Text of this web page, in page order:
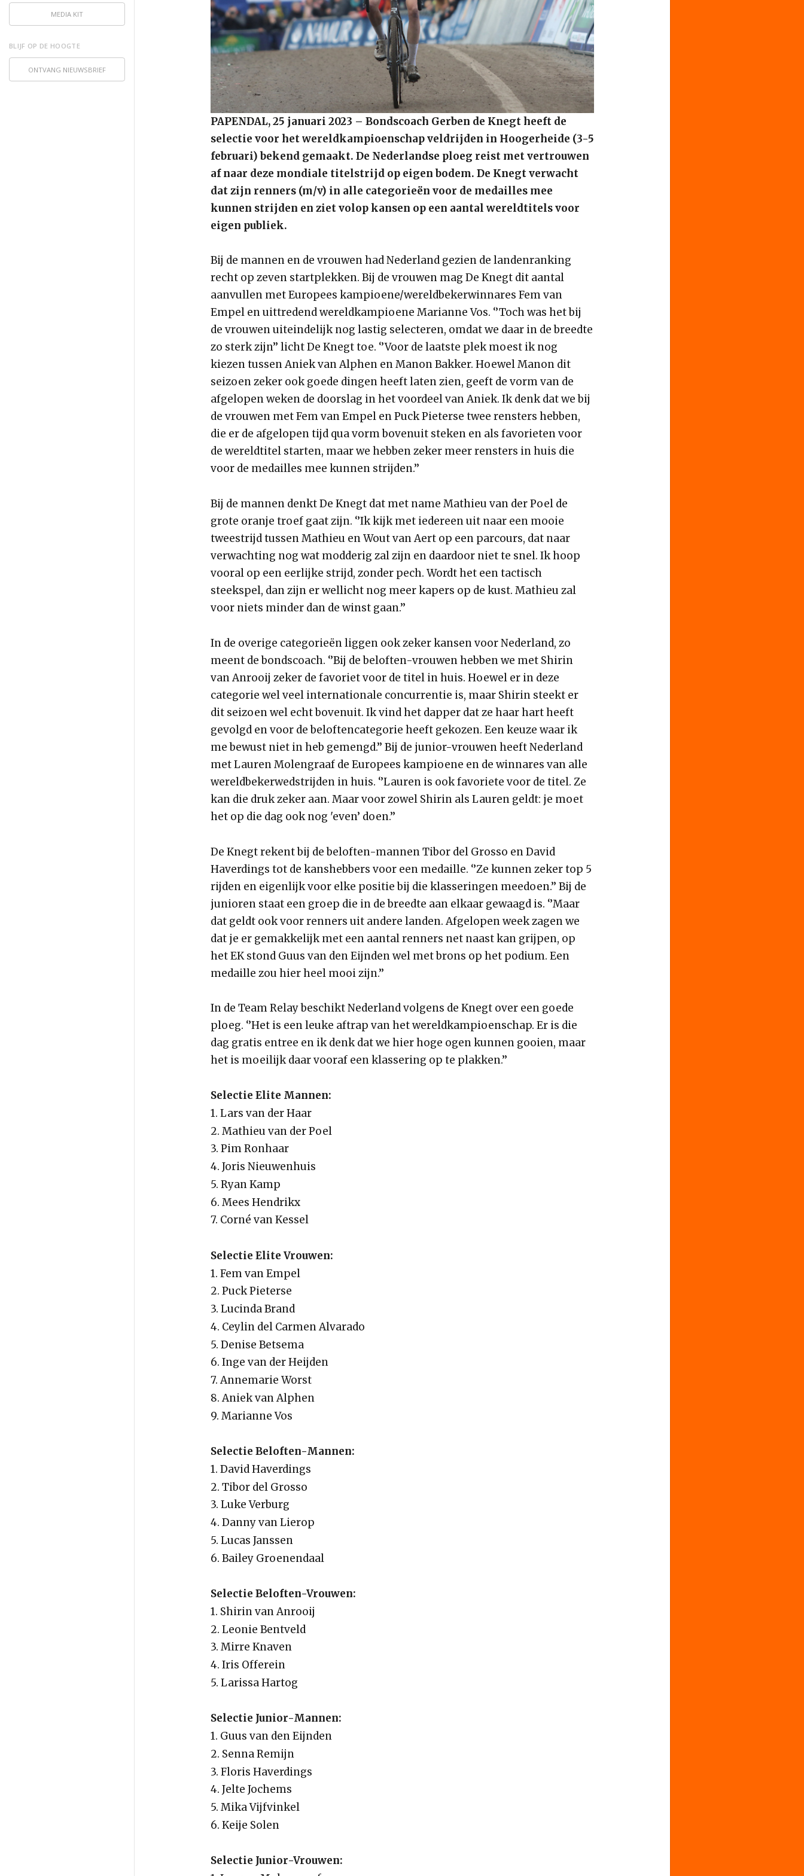
PAPENDAL, 25 januari 2023 – Bondscoach Gerben de Knegt heeft de
selectie voor het wereldkampioenschap veldrijden in Hoogerheide (3-5
februari) bekend gemaakt. De Nederlandse ploeg reist met vertrouwen
af naar deze mondiale titelstrijd op eigen bodem. De Knegt verwacht
dat zijn renners (m/v) in alle categorieën voor de medailles mee
kunnen strijden en ziet volop kansen op een aantal wereldtitels voor
eigen publiek.
Bij de mannen en de vrouwen had Nederland gezien de landenranking
recht op zeven startplekken. Bij de vrouwen mag De Knegt dit aantal
aanvullen met Europees kampioene/wereldbekerwinnares Fem van
Empel en uittredend wereldkampioene Marianne Vos. ‘’Toch was het bij
de vrouwen uiteindelijk nog lastig selecteren, omdat we daar in de breedte
zo sterk zijn’’ licht De Knegt toe. ‘’Voor de laatste plek moest ik nog
kiezen tussen Aniek van Alphen en Manon Bakker. Hoewel Manon dit
seizoen zeker ook goede dingen heeft laten zien, geeft de vorm van de
afgelopen weken de doorslag in het voordeel van Aniek. Ik denk dat we bij
de vrouwen met Fem van Empel en Puck Pieterse twee rensters hebben,
die er de afgelopen tijd qua vorm bovenuit steken en als favorieten voor
de wereldtitel starten, maar we hebben zeker meer rensters in huis die
voor de medailles mee kunnen strijden.’’
Bij de mannen denkt De Knegt dat met name Mathieu van der Poel de
grote oranje troef gaat zijn. ‘’Ik kijk met iedereen uit naar een mooie
tweestrijd tussen Mathieu en Wout van Aert op een parcours, dat naar
verwachting nog wat modderig zal zijn en daardoor niet te snel. Ik hoop
vooral op een eerlijke strijd, zonder pech. Wordt het een tactisch
steekspel, dan zijn er wellicht nog meer kapers op de kust. Mathieu zal
voor niets minder dan de winst gaan.’’
In de overige categorieën liggen ook zeker kansen voor Nederland, zo
meent de bondscoach. ‘’Bij de beloften-vrouwen hebben we met Shirin
van Anrooij zeker de favoriet voor de titel in huis. Hoewel er in deze
categorie wel veel internationale concurrentie is, maar Shirin steekt er
dit seizoen wel echt bovenuit. Ik vind het dapper dat ze haar hart heeft
gevolgd en voor de beloftencategorie heeft gekozen. Een keuze waar ik
me bewust niet in heb gemengd.’’ Bij de junior-vrouwen heeft Nederland
met Lauren Molengraaf de Europees kampioene en de winnares van alle
wereldbekerwedstrijden in huis. ‘’Lauren is ook favoriete voor de titel. Ze
kan die druk zeker aan. Maar voor zowel Shirin als Lauren geldt: je moet
het op die dag ook nog 'even’ doen.’’
De Knegt rekent bij de beloften-mannen Tibor del Grosso en David
Haverdings tot de kanshebbers voor een medaille. ‘’Ze kunnen zeker top 5
rijden en eigenlijk voor elke positie bij die klasseringen meedoen.’’ Bij de
junioren staat een groep die in de breedte aan elkaar gewaagd is. ‘’Maar
dat geldt ook voor renners uit andere landen. Afgelopen week zagen we
dat je er gemakkelijk met een aantal renners net naast kan grijpen, op
het EK stond Guus van den Eijnden wel met brons op het podium. Een
medaille zou hier heel mooi zijn.’’
In de Team Relay beschikt Nederland volgens de Knegt over een goede
ploeg. ‘’Het is een leuke aftrap van het wereldkampioenschap. Er is die
dag gratis entree en ik denk dat we hier hoge ogen kunnen gooien, maar
het is moeilijk daar vooraf een klassering op te plakken.’’
Selectie Elite Mannen:
1. Lars van der Haar
2. Mathieu van der Poel
3. Pim Ronhaar
4. Joris Nieuwenhuis
5. Ryan Kamp
6. Mees Hendrikx
7. Corné van Kessel
Selectie Elite Vrouwen:
1. Fem van Empel
2. Puck Pieterse
3. Lucinda Brand
4. Ceylin del Carmen Alvarado
5. Denise Betsema
6. Inge van der Heijden
7. Annemarie Worst
8. Aniek van Alphen
9. Marianne Vos
Selectie Beloften-Mannen:
1. David Haverdings
2. Tibor del Grosso
3. Luke Verburg
4. Danny van Lierop
5. Lucas Janssen
6. Bailey Groenendaal
Selectie Beloften-Vrouwen:
1. Shirin van Anrooij
2. Leonie Bentveld
3. Mirre Knaven
4. Iris Offerein
5. Larissa Hartog
Selectie Junior-Mannen:
1. Guus van den Eijnden
2. Senna Remijn
3. Floris Haverdings
4. Jelte Jochems
5. Mika Vijfvinkel
6. Keije Solen
Selectie Junior-Vrouwen:
MEDIA KIT
BLIJF OP DE HOOGTE
ONTVANG NIEUWSBRIEF